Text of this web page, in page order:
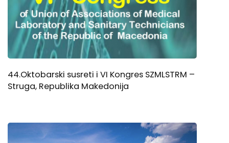
44.Oktobarski susreti i VI Kongres SZMLSTRM –
Struga, Republika Makedonija